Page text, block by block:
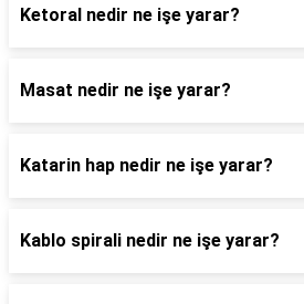
Ketoral nedir ne işe yarar?
Masat nedir ne işe yarar?
Katarin hap nedir ne işe yarar?
Kablo spirali nedir ne işe yarar?